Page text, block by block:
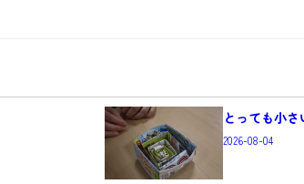
とっても小
2026-08-04